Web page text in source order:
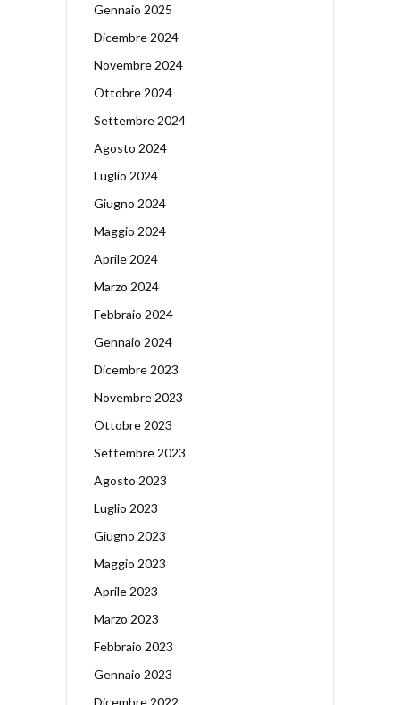
Gennaio 2025
Dicembre 2024
Novembre 2024
Ottobre 2024
Settembre 2024
Agosto 2024
Luglio 2024
Giugno 2024
Maggio 2024
Aprile 2024
Marzo 2024
Febbraio 2024
Gennaio 2024
Dicembre 2023
Novembre 2023
Ottobre 2023
Settembre 2023
Agosto 2023
Luglio 2023
Giugno 2023
Maggio 2023
Aprile 2023
Marzo 2023
Febbraio 2023
Gennaio 2023
Dicembre 2022